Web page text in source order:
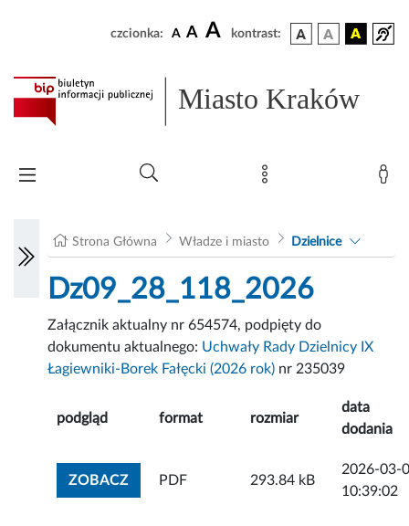
czcionka: A A A kontrast:
Miasto Kraków
Strona Główna Władze i miasto Dzielnice
Dz09_28_118_2026
Załącznik aktualny nr 654574, podpięty do
dokumentu aktualnego: Uchwały Rady Dzielnicy IX
Łagiewniki-Borek Fałęcki (2026 rok) nr 235039
podgląd format rozmiar
data
dodania
ZOBACZZOBACZ ZAŁĄCZNIK
PDF 293.84 kB
2026-03-
10:39:02